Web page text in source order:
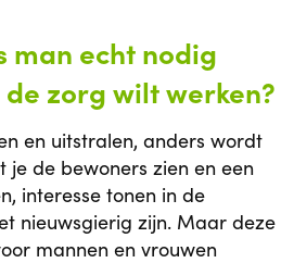
man echt nodig
zorg wilt werken?
en uitstralen, anders wordt
je de bewoners zien en een
interesse tonen in de
nieuwsgierig zijn. Maar deze
mannen en vrouwen